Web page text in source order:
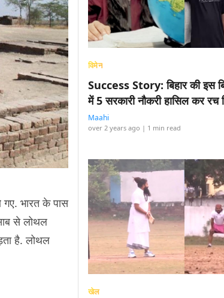
भारत के पास
से लोथल
है. लोथल
विमेन
Success Story: बिहार की इस
में 5 सरकारी नौकरी हासिल कर रच
Maahi
over 2 years ago | 1 min read
खेल